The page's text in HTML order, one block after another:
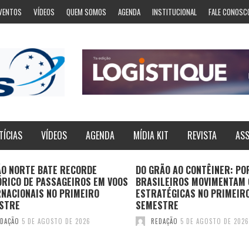
VÍDEOS QUEM SOMOS AGENDA INSTITUCIONAL FALE
VÍDEOS AGENDA MÍDIA KIT REVISTA
NORTE BATE RECORDE
DE PASSAGEIROS EM VOOS
NO PRIMEIRO
5 DE AGOSTO DE 2026
DO GRÃO AO CONTÊINER:
BRASILEIROS MOVIMENTAM
ESTRATÉGICAS NO
SEMESTRE
REDAÇÃO 5 DE AGOSTO DE 2026